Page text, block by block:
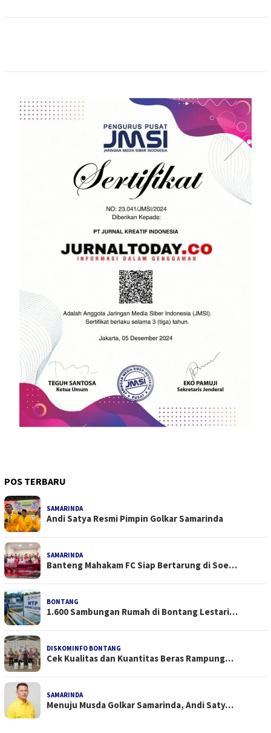
POS TERBARU
SAMARINDA
Andi Satya Resmi Pimpin Golkar Samarinda
SAMARINDA
Banteng Mahakam FC Siap Bertarung di Soe…
BONTANG
1.600 Sambungan Rumah di Bontang Lestari…
DISKOMINFO BONTANG
Cek Kualitas dan Kuantitas Beras Rampung…
SAMARINDA
Menuju Musda Golkar Samarinda, Andi Saty…